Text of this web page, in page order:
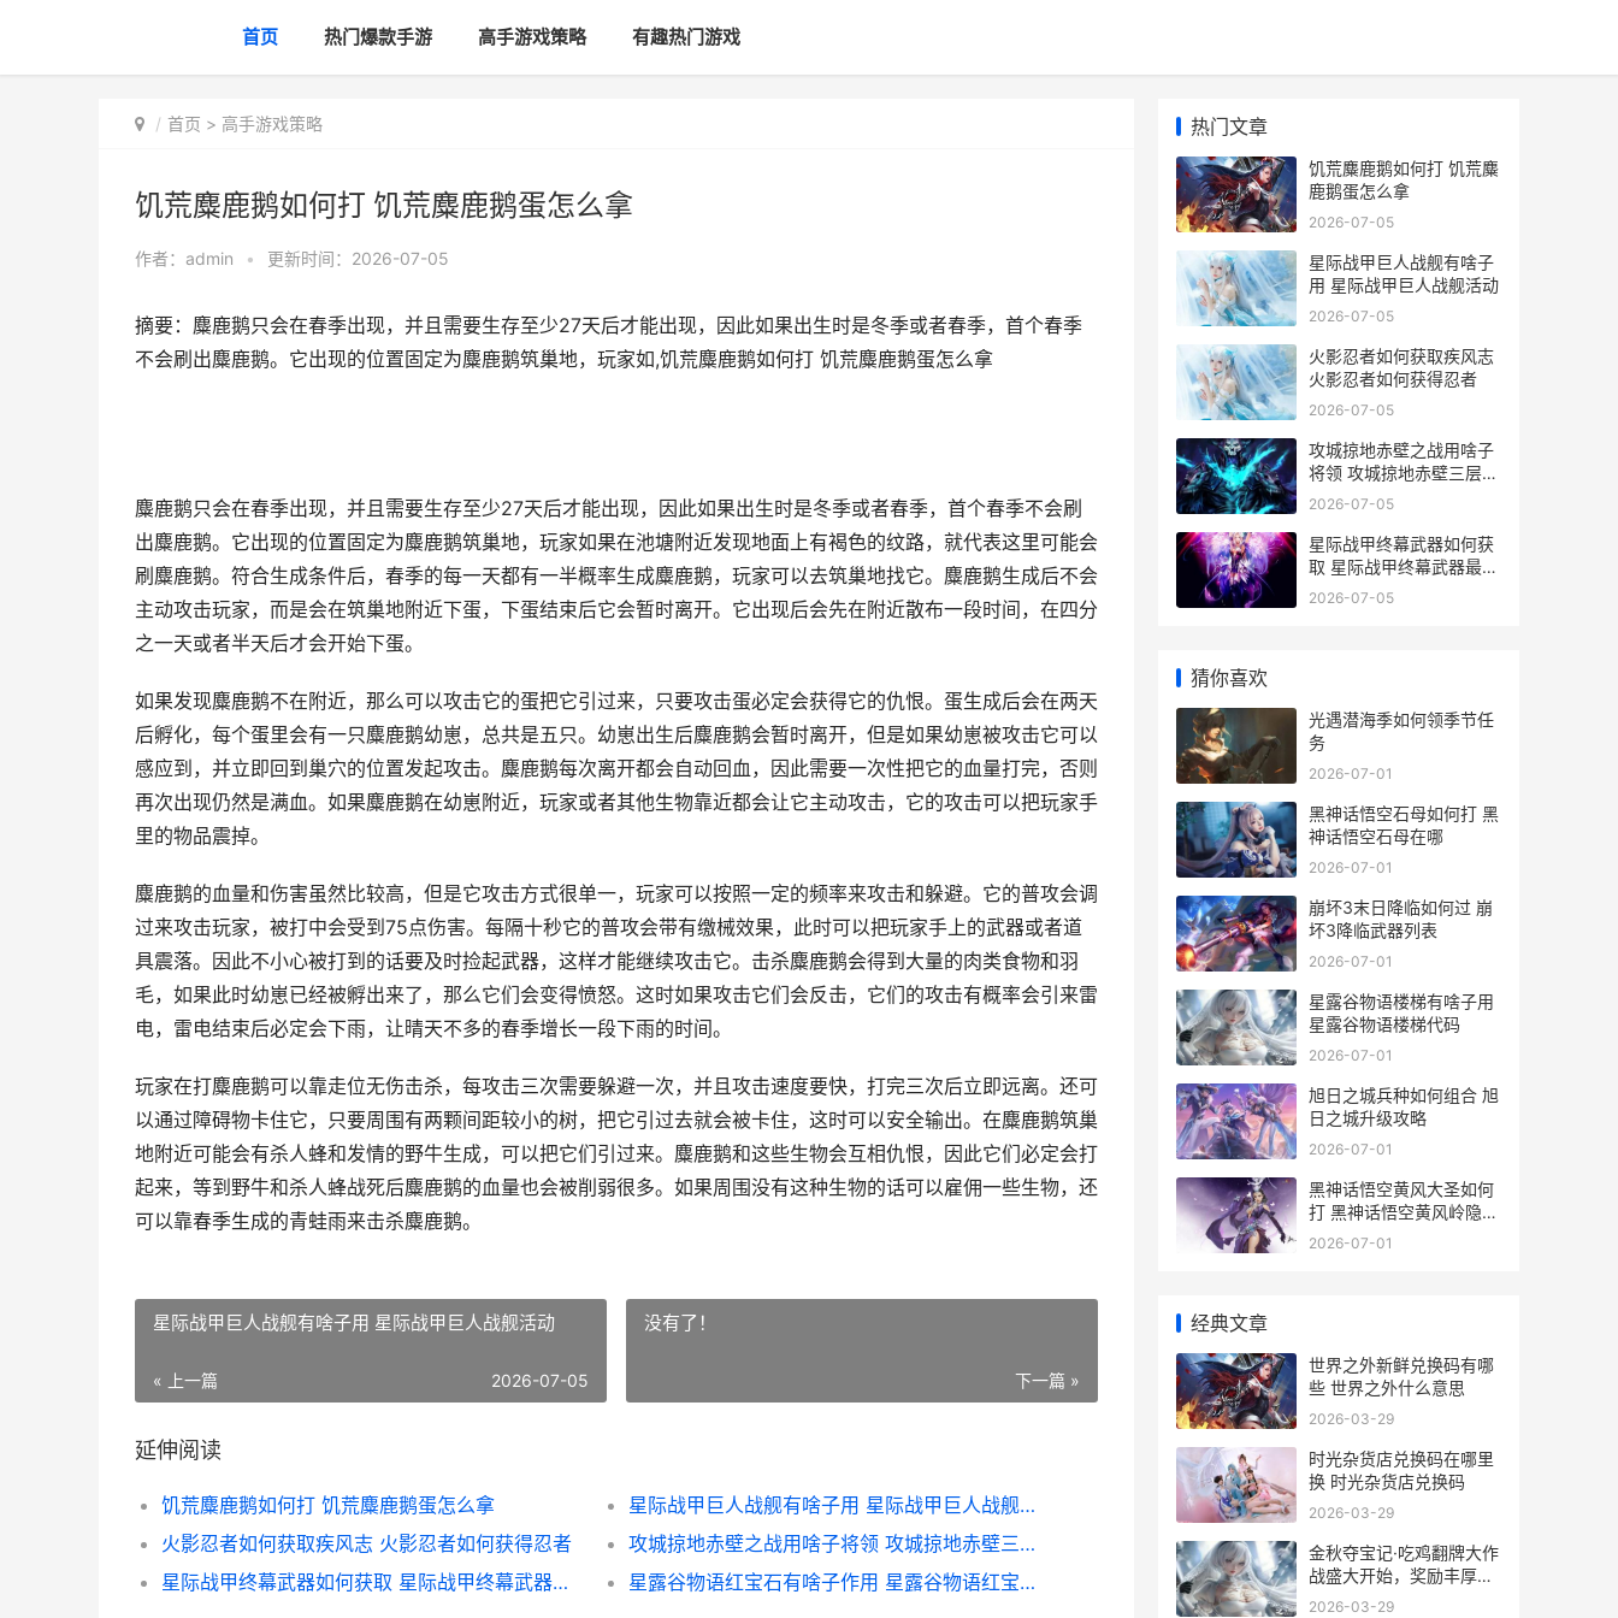
首页 热门爆款手游 高手游戏策略 有趣热门游戏
首页 > 高手游戏策略
饥荒麋鹿鹅如何打 饥荒麋鹿鹅蛋怎么拿
作者： admin • 更新时间：2026-07-05
摘要：麋鹿鹅只会在春季出现，并且需要生存至少27天后才能出现，因此如果出生时是冬季或者春季，首个春季
不会刷出麋鹿鹅。它出现的位置固定为麋鹿鹅筑巢地，玩家如,饥荒麋鹿鹅如何打 饥荒麋鹿鹅蛋怎么拿
麋鹿鹅只会在春季出现，并且需要生存至少27天后才能出现，因此如果出生时是冬季或者春季，首个春季不会刷
出麋鹿鹅。它出现的位置固定为麋鹿鹅筑巢地，玩家如果在池塘附近发现地面上有褐色的纹路，就代表这里可能会
刷麋鹿鹅。符合生成条件后，春季的每一天都有一半概率生成麋鹿鹅，玩家可以去筑巢地找它。麋鹿鹅生成后不会
主动攻击玩家，而是会在筑巢地附近下蛋，下蛋结束后它会暂时离开。它出现后会先在附近散布一段时间，在四分
之一天或者半天后才会开始下蛋。
如果发现麋鹿鹅不在附近，那么可以攻击它的蛋把它引过来，只要攻击蛋必定会获得它的仇恨。蛋生成后会在两天
后孵化，每个蛋里会有一只麋鹿鹅幼崽，总共是五只。幼崽出生后麋鹿鹅会暂时离开，但是如果幼崽被攻击它可以
感应到，并立即回到巢穴的位置发起攻击。麋鹿鹅每次离开都会自动回血，因此需要一次性把它的血量打完，否则
再次出现仍然是满血。如果麋鹿鹅在幼崽附近，玩家或者其他生物靠近都会让它主动攻击，它的攻击可以把玩家手
里的物品震掉。
麋鹿鹅的血量和伤害虽然比较高，但是它攻击方式很单一，玩家可以按照一定的频率来攻击和躲避。它的普攻会调
过来攻击玩家，被打中会受到75点伤害。每隔十秒它的普攻会带有缴械效果，此时可以把玩家手上的武器或者道
具震落。因此不小心被打到的话要及时捡起武器，这样才能继续攻击它。击杀麋鹿鹅会得到大量的肉类食物和羽
毛，如果此时幼崽已经被孵出来了，那么它们会变得愤怒。这时如果攻击它们会反击，它们的攻击有概率会引来雷
电，雷电结束后必定会下雨，让晴天不多的春季增长一段下雨的时间。
玩家在打麋鹿鹅可以靠走位无伤击杀，每攻击三次需要躲避一次，并且攻击速度要快，打完三次后立即远离。还可
以通过障碍物卡住它，只要周围有两颗间距较小的树，把它引过去就会被卡住，这时可以安全输出。在麋鹿鹅筑巢
地附近可能会有杀人蜂和发情的野牛生成，可以把它们引过来。麋鹿鹅和这些生物会互相仇恨，因此它们必定会打
起来，等到野牛和杀人蜂战死后麋鹿鹅的血量也会被削弱很多。如果周围没有这种生物的话可以雇佣一些生物，还
可以靠春季生成的青蛙雨来击杀麋鹿鹅。
星际战甲巨人战舰有啥子用 星际战甲巨人战舰活动
« 上一篇 2026-07-05
没有了！
下一篇 »
延伸阅读
饥荒麋鹿鹅如何打 饥荒麋鹿鹅蛋怎么拿
星际战甲巨人战舰有啥子用 星际战甲巨人战舰活动
火影忍者如何获取疾风志 火影忍者如何获得忍者
攻城掠地赤壁之战用啥子将领 攻城掠地赤壁三层小技能属性
星际战甲终幕武器如何获取 星际战甲终幕武器最强5个排名
星露谷物语红宝石有啥子作用 星露谷物语红宝石在哪层
热门文章
饥荒麋鹿鹅如何打 饥荒麋
鹿鹅蛋怎么拿
2026-07-05
星际战甲巨人战舰有啥子
用 星际战甲巨人战舰活动
2026-07-05
火影忍者如何获取疾风志
火影忍者如何获得忍者
2026-07-05
攻城掠地赤壁之战用啥子
将领 攻城掠地赤壁三层小
技能属性
2026-07-05
星际战甲终幕武器如何获
取 星际战甲终幕武器最强
5个排名
2026-07-05
猜你喜欢
光遇潜海季如何领季节任
务
2026-07-01
黑神话悟空石母如何打 黑
神话悟空石母在哪
2026-07-01
崩坏3末日降临如何过 崩
坏3降临武器列表
2026-07-01
星露谷物语楼梯有啥子用
星露谷物语楼梯代码
2026-07-01
旭日之城兵种如何组合 旭
日之城升级攻略
2026-07-01
黑神话悟空黄风大圣如何
打 黑神话悟空黄风岭隐藏
支线
2026-07-01
经典文章
世界之外新鲜兑换码有哪
些 世界之外什么意思
2026-03-29
时光杂货店兑换码在哪里
换 时光杂货店兑换码
2026-03-29
金秋夺宝记·吃鸡翻牌大作
战盛大开始，奖励丰厚各
种好礼等你来拿 dnf金秋
2026-03-29